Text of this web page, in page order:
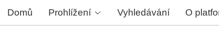
Domů Prohlížení Vyhledávání O